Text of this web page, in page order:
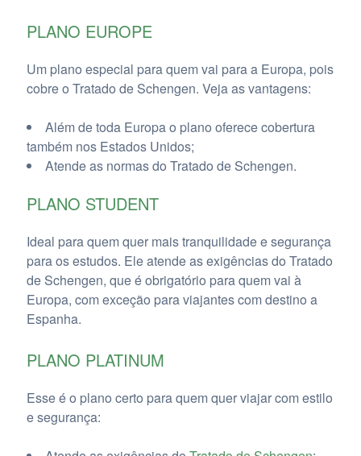
PLANO EUROPE
Um plano especial para quem vai para a Europa, pois
cobre o Tratado de Schengen. Veja as vantagens:
Além de toda Europa o plano oferece cobertura
também nos Estados Unidos;
Atende as normas do Tratado de Schengen.
PLANO STUDENT
Ideal para quem quer mais tranquilidade e segurança
para os estudos. Ele atende as exigências do Tratado
de Schengen, que é obrigatório para quem vai à
Europa, com exceção para viajantes com destino a
Espanha.
PLANO PLATINUM
Esse é o plano certo para quem quer viajar com estilo
e segurança: